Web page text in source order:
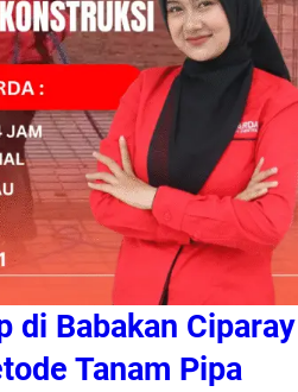
di Babakan Ciparay
Tanam Pipa